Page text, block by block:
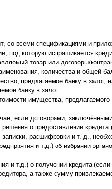
со всеми спецификациями и
под которую испрашивается
товар или договоры/
количества и общей
предлагаемое банку в залог,
банку в залог.
имущества,
если договорами,
о предоставлении
расшифровки и т. д.,
и т.д.) об избрании
и т.д.) о получении кредита
а также сумму